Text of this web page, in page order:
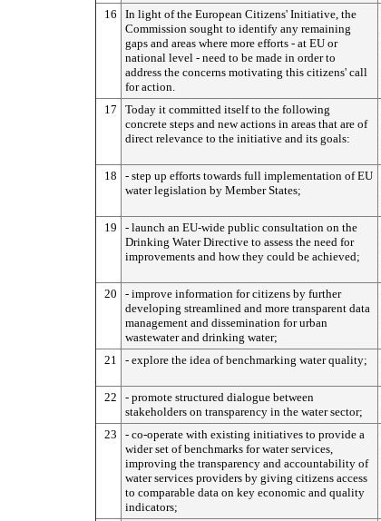
16
In light of the European Citizens' Initiative, the
Commission sought to identify any remaining
gaps and areas where more efforts - at EU or
national level - need to be made in order to
address the concerns motivating this citizens' call
for action.
17
Today it committed itself to the following
concrete steps and new actions in areas that are of
direct relevance to the initiative and its goals:
18
- step up efforts towards full implementation of EU
water legislation by Member States;
19
- launch an EU-wide public consultation on the
Drinking Water Directive to assess the need for
improvements and how they could be achieved;
20
- improve information for citizens by further
developing streamlined and more transparent data
management and dissemination for urban
wastewater and drinking water;
21
- explore the idea of benchmarking water quality;
22
- promote structured dialogue between
stakeholders on transparency in the water sector;
23
- co-operate with existing initiatives to provide a
wider set of benchmarks for water services,
improving the transparency and accountability of
water services providers by giving citizens access
to comparable data on key economic and quality
indicators;